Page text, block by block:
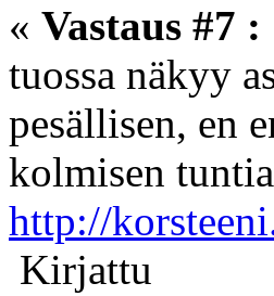
« Vastaus #7 :
tuossa näkyy
pesällisen, en
kolmisen
http://
Kirjattu